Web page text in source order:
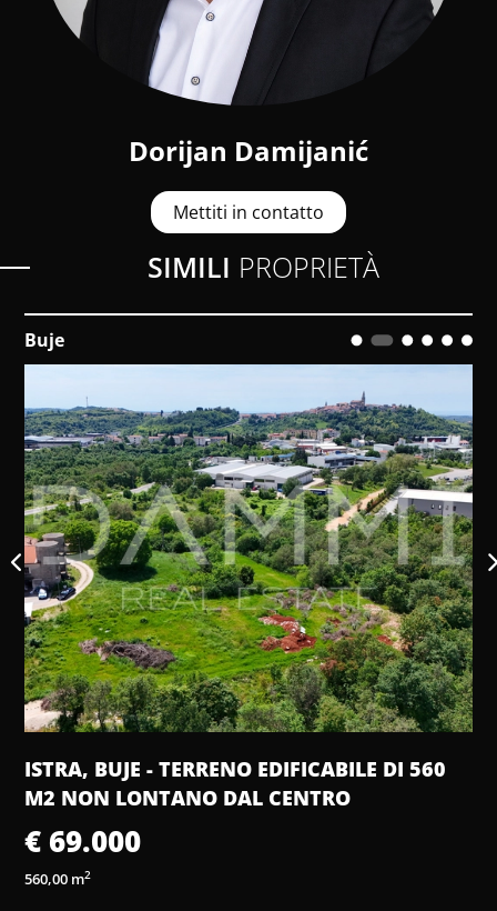
Dorijan Damijanić
Mettiti in contatto
SIMILI PROPRIETÀ
Buje
ISTRA, BUJE - TERRENO EDIFICABILE DI 560
M2 NON LONTANO DAL CENTRO
€ 69.000
560,00 m2